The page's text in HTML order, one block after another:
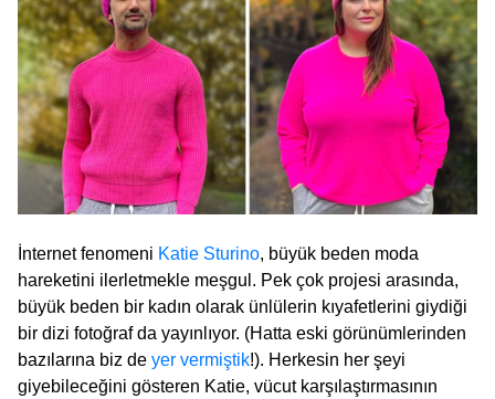
İnternet fenomeni Katie Sturino, büyük beden moda
hareketini ilerletmekle meşgul. Pek çok projesi arasında,
büyük beden bir kadın olarak ünlülerin kıyafetlerini giydiği
bir dizi fotoğraf da yayınlıyor. (Hatta eski görünümlerinden
bazılarına biz de yer vermiştik!). Herkesin her şeyi
giyebileceğini gösteren Katie, vücut karşılaştırmasının